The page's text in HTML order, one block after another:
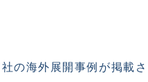
の海外展開事例が掲載さ